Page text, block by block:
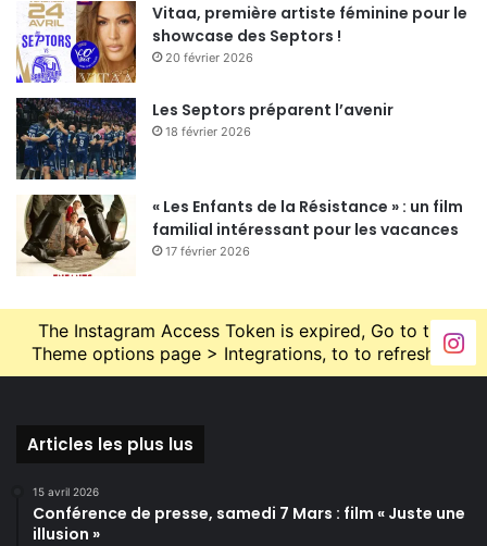
Vitaa, première artiste féminine pour le
showcase des Septors !
20 février 2026
Les Septors préparent l’avenir
18 février 2026
« Les Enfants de la Résistance » : un film
familial intéressant pour les vacances
17 février 2026
The Instagram Access Token is expired, Go to the
Theme options page > Integrations, to to refresh it.
Articles les plus lus
15 avril 2026
Conférence de presse, samedi 7 Mars : film « Juste une
illusion »